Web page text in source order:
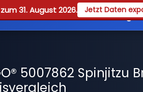
31. August 2026. Jetzt Daten
Guides
5007862 Spinjitzu